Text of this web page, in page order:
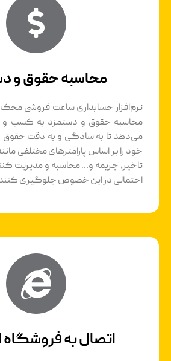
محاسبه حقوق و
نرم‌افزار حسابداری ساعت فروشی محک
محاسبه حقوق و دستمزد به کسب و
می‌دهد تا به سادگی و به دقت حقوق
خود را بر اساس پارامترهای مختلفی
تاخیر، جریمه و… محاسبه و مدیریت
احتمالی در این خصوص جلوگیری
اتصال به فروشگاه